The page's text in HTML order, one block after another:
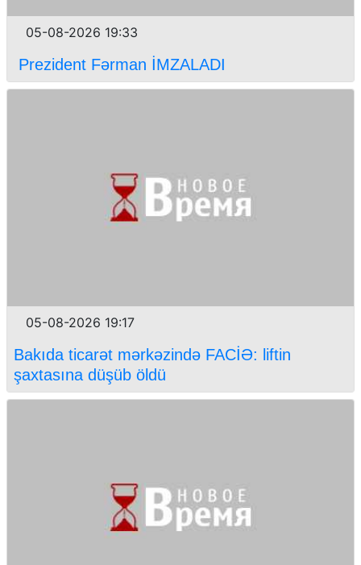
05-08-2026 19:33
Prezident Fərman İMZALADI
05-08-2026 19:17
Bakıda ticarət mərkəzində FACİƏ: liftin
şaxtasına düşüb öldü